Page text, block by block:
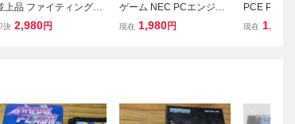
上品 ファイティングマ
ターズ 箱説あり レ
決 2,980円
ゲーム NEC PCエンジン
Huカード めぞん一刻 中
現在 1,980円
PCE PCエ
ド
現在 1,100